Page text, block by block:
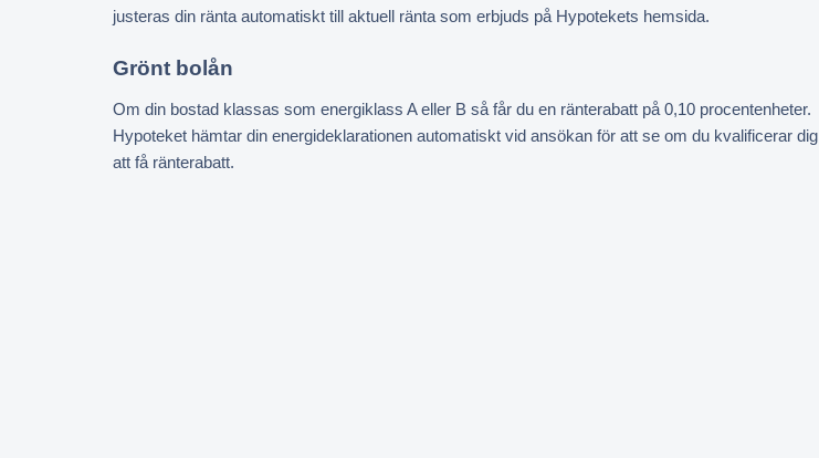
justeras din ränta automatiskt till aktuell ränta som erbjuds på Hypotekets hemsida.
Grönt bolån
Om din bostad klassas som energiklass A eller B så får du en ränterabatt på 0,10 procentenheter.
Hypoteket hämtar din energideklarationen automatiskt vid ansökan för att se om du kvalificerar dig
att få ränterabatt.